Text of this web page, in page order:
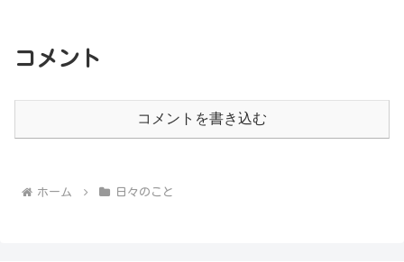
コメント
コメントを書き込む
ホーム 日々のこと